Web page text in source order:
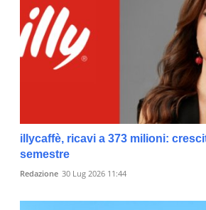
illycaffè, ricavi a 373 milioni:
semestre
Redazione 30 Lug 2026 11:44